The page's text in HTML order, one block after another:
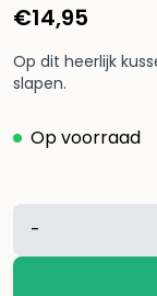
€14,95
Op dit heerlijk
slapen.
Op voorraad
kussen
-